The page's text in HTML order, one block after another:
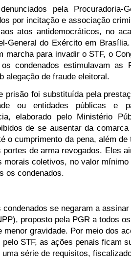
pela Procuradoria-
por incitação e associação
atos antidemocráticos, no
General do Exército em
marcha para invadir o STF, o
os condenados estimulavam as
alegação de fraude eleitoral.
prisão foi substituída pela
ou entidades públicas e
elaborado pelo Ministério
de se ausentar da
o cumprimento da pena, além
portes de arma revogados. Eles
morais coletivos, no valor
os condenados.
condenados se negaram a
proposto pela PGR a todos
menor gravidade. Por meio dos
pelo STF, as ações penais ficam
uma série de requisitos,